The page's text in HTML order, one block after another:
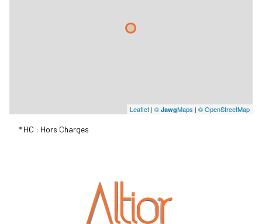
Leaflet | © JawgMaps | © OpenStreetMap
* HC : Hors Charges